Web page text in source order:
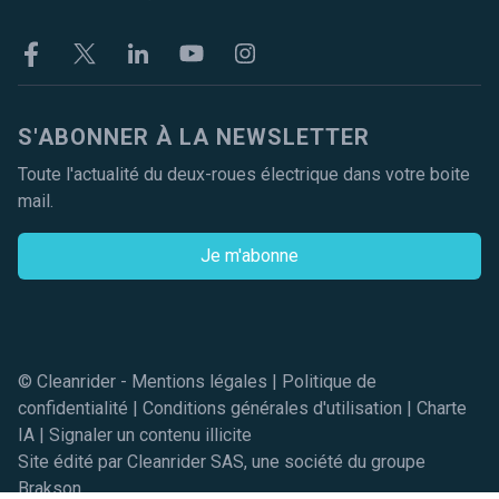
FacebookTwitter LinkekinYoutubeInstagram
S'ABONNER À LA NEWSLETTER
Toute l'actualité du deux-roues électrique dans votre boite
mail.
Je m'abonne
© Cleanrider - Mentions légales | Politique de
confidentialité | Conditions générales d'utilisation | Charte
IA | Signaler un contenu illicite
Site édité par Cleanrider SAS, une société du groupe
Brakson